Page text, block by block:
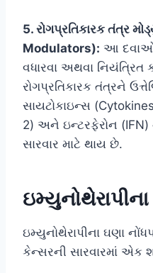
5. રોગપ્રતિકારક તંત્ર
Modulators): આ દવાઓ
વધારવા અથવા નિયંત્રિત
રોગપ્રતિકારક તંત્રને
સાયટોકાઇન્સ
2) અને ઇન્ટરફેરોન
સારવાર માટે થાય છે.
ઇમ્યુનોથેરાપીના ઘણા
કેન્સરની સારવારમાં એક